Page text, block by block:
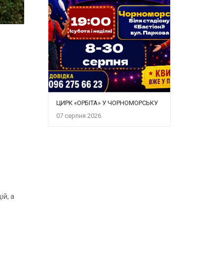
а
ЦИРК «ОРБІТА» У ЧОРНОМОРСЬКУ
07 серпня 2026